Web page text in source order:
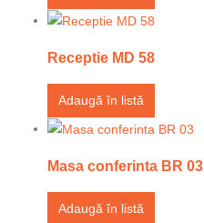
Receptie MD 58
Adaugă în listă
Masa conferinta BR 03
Adaugă în listă